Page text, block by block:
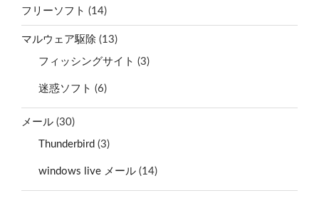
フリーソフト (14)
マルウェア駆除 (13)
フィッシングサイト (3)
迷惑ソフト (6)
メール (30)
Thunderbird (3)
windows live メール (14)